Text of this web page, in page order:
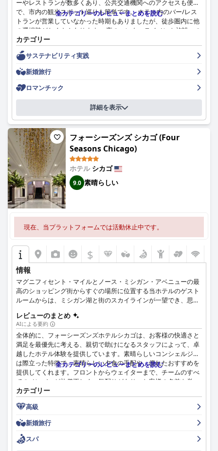
場など、快適で楽しいご宿泊をお約束します。
ーやレストランが数多くあり、公共交通機関へのアクセスも便利
で、市内の観光スポット巡りも簡単です。 ホテル内のバー/レス
トランが営業していなかった時期もありましたが、徒歩圏内に他
の選択肢がたくさんあります。 夜のエンターテイメント施設への
アクセスの良さも評価されており、観光の後にリラックスできる
絶好の場所となっています。 受付係が地元のオススメの店につい
てもっと知識があればという意見もありましたが、全体として、
ホテルのロケーションとシカゴのナイトライフへのアクセスの良
さは最高です。
全カテゴリーのレビューまとめを読む
カテゴリー
サステナビリティ実践
新婚旅行
ロマンチック
詳細を表示
フォーシーズンズ シカゴ (Four
Seasons Chicago)
ホテル シカゴ
9.0 素晴らしい
現在、当プラットフォームでは活動休止中です。
$
情報
マグニフィセント・マイルとノース・ミシガン・アベニューの最
高のショッピング街からすぐの場所に位置する当ホテルのゲスト
ルームからは、ミシガン湖と街のスカイラインが一望でき、思わ
レビューのまとめ
AIによる要約
全体的に、フォーシーズンズホテルシカゴは、お客様の快適さと
満足を最優先に考える、親切で助けになるスタッフによって、卓
越したホテル体験を提供しています。素晴らしいコンシェルジュ
は際立った特徴で、素晴らしい夕食の手配や、優れたおすすめを
提供してくれます。フロントからウェイターまで、チームのすべ
てのメンバーが礼儀正しく、気配りがあり、お客様の名前を覚
え、滞在が楽しいものになるように努めています。スタッフの礼
儀正しさと親切さは、ホテル全体で一貫しており、サービスに重
点を置いていることがわかります。問題があったとしても、特別
な謝罪と支援が提供され、お客様の満足への揺るぎないコミット
メントを示しています。ロケーションは完璧で、卓越したスタッ
フとアメニティが組み合わさって、フォーシーズンズホテルシカ
ゴは忘れられない体験を求める旅行者にとって、素晴らしい選択
全カテゴリーのレビューまとめを読む
カテゴリー
高級
新婚旅行
スパ